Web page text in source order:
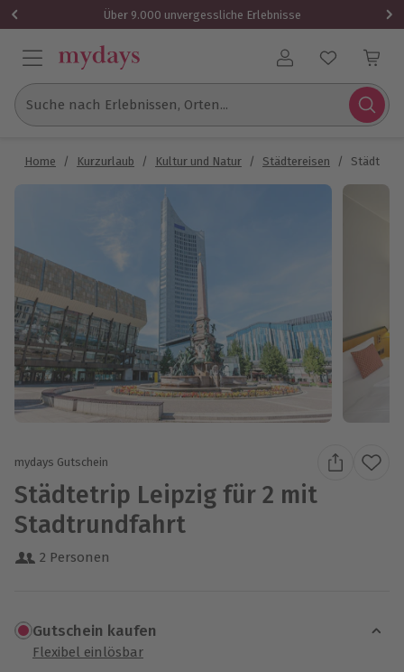
Über 9.000 unvergessliche Erlebnisse
Benutzerkonto
Suche nach Erlebnissen, Orten...
Home / Kurzurlaub / Kultur und Natur / Städtereisen /
mydays Gutschein
Städtetrip Leipzig für 2 mit
Stadtrundfahrt
2 Personen
Gutschein kaufen
Flexibel einlösbar